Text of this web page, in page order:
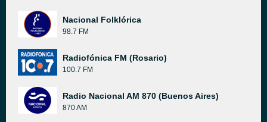
Nacional Folklórica
98.7 FM
Radiofónica FM (Rosario)
100.7 FM
Radio Nacional AM 870 (Buenos Aires)
870 AM